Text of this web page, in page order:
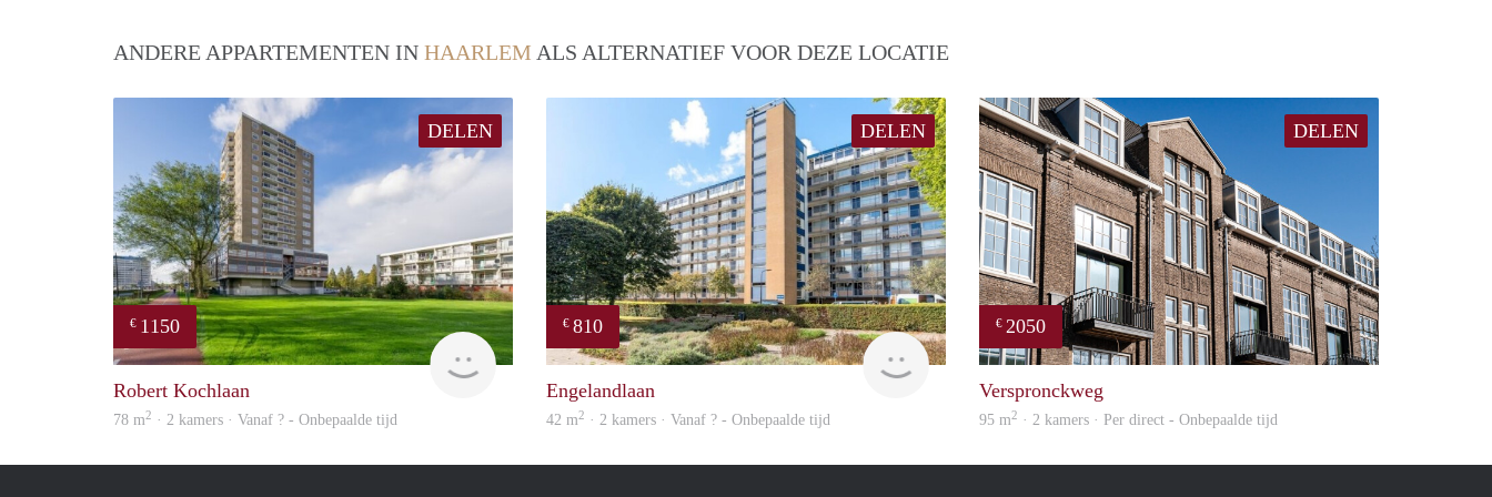
ANDERE APPARTEMENTEN IN HAARLEM ALS ALTERNATIEF VOOR DEZE LOCATIE
DELEN
€ 1150
finder
Robert Kochlaan
78 m2 · 2 kamers · Vanaf ? - Onbepaalde tijd
DELEN
€ 810
Woning
Engelandlaan
42 m2 · 2 kamers · Vanaf ? - Onbepaalde tijd
DELEN
€ 2050
property
Verspronckweg
95 m2 · 2 kamers · Per direct - Onbepaalde tijd